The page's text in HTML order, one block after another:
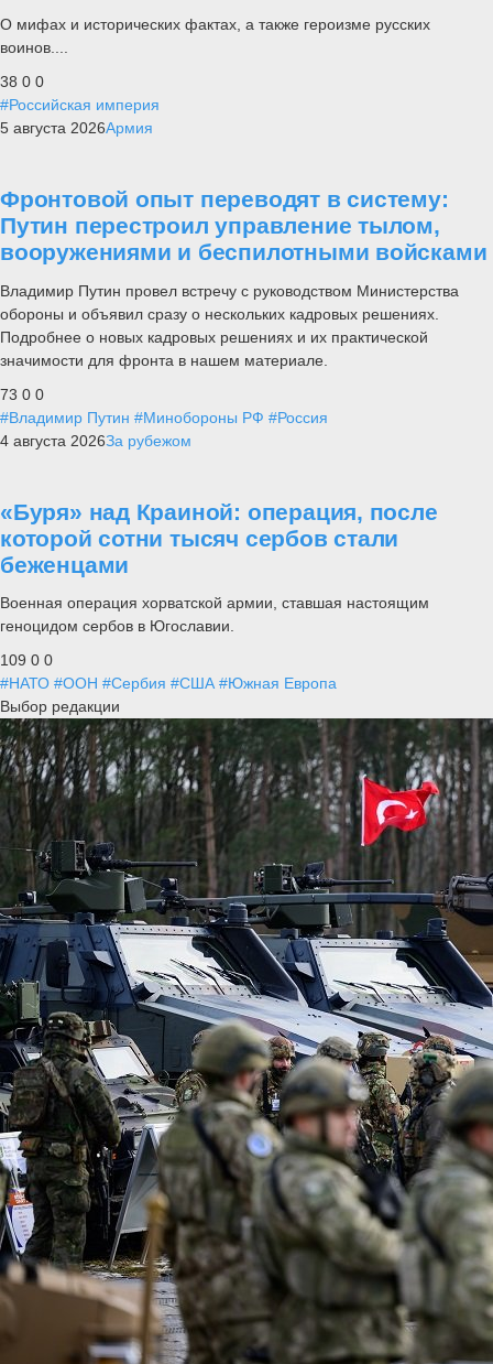
О мифах и исторических фактах, а также героизме русских
воинов....
38 0 0
#Российская империя
5 августа 2026Армия
Фронтовой опыт переводят в систему:
Путин перестроил управление тылом,
вооружениями и беспилотными войсками
Владимир Путин провел встречу с руководством Министерства
обороны и объявил сразу о нескольких кадровых решениях.
Подробнее о новых кадровых решениях и их практической
значимости для фронта в нашем материале.
73 0 0
#Владимир Путин #Минобороны РФ #Россия
4 августа 2026За рубежом
«Буря» над Краиной: операция, после
которой сотни тысяч сербов стали
беженцами
Военная операция хорватской армии, ставшая настоящим
геноцидом сербов в Югославии.
109 0 0
#НАТО #ООН #Сербия #США #Южная Европа
Выбор редакции